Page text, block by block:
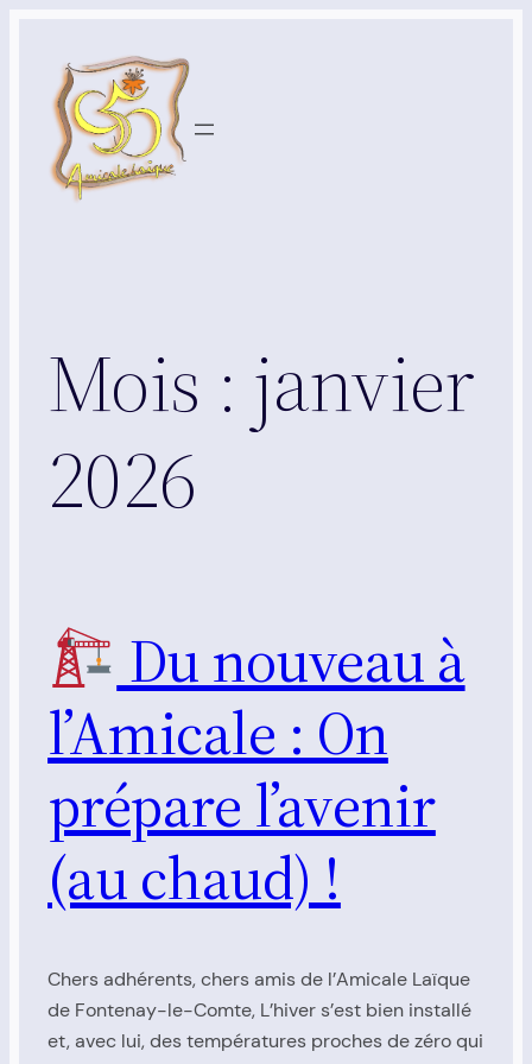
contenu
Mois : janvier
2026
Du nouveau à
l’Amicale : On
prépare l’avenir
(au chaud) !
Chers adhérents, chers amis de l’Amicale Laïque
de Fontenay-le-Comte, L’hiver s’est bien installé
et, avec lui, des températures proches de zéro qui